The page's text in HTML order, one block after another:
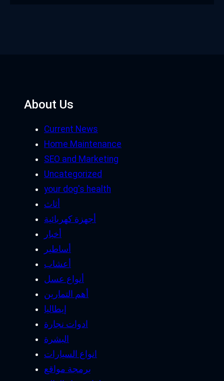
About Us
Current News
Home Maintenance
SEO and Marketing
Uncategorized
your dog's health
أثاث
أجهزة كهربائية
أخبار
أساطير
أعشاب
أنواع عسل
أهم التمارين
إيطاليا
ادوات نجارة
البشرة
انواع السيارات
برمجة مواقع